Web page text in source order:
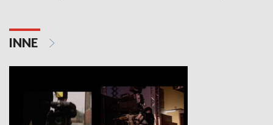
INNE